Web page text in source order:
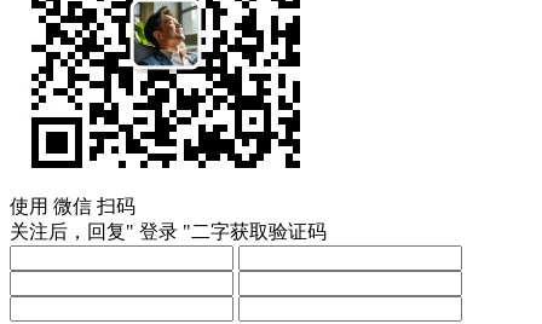
使用 微信 扫码
关注后，回复" 登录 "二字获取验证码